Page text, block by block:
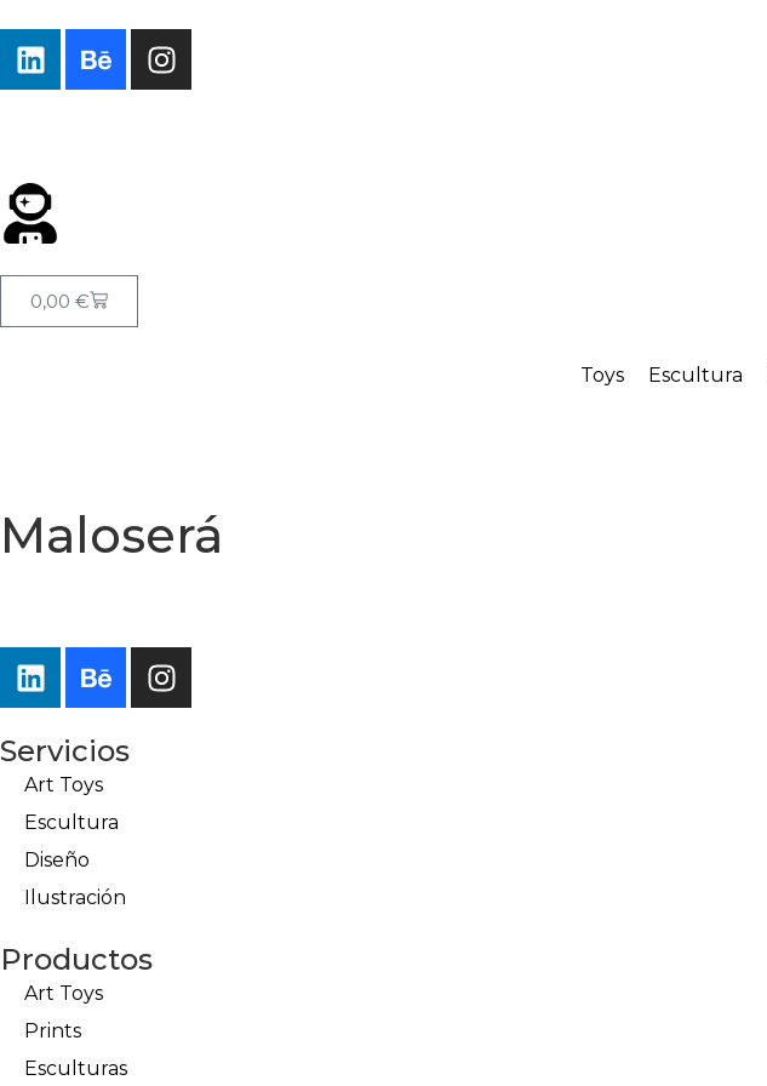
0,00 €
Toys Escultura
Maloserá
Servicios
Art Toys
Escultura
Diseño
Ilustración
Productos
Art Toys
Prints
Esculturas